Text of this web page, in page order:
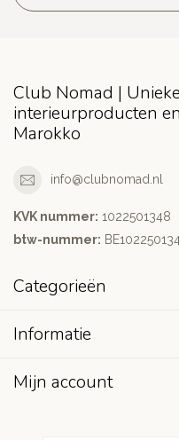
Club Nomad |
interieurproducten
Marokko
info@clubnomad.nl
KVK nummer: 1022501348
btw-nummer:
Categorieën
Informatie
Mijn account